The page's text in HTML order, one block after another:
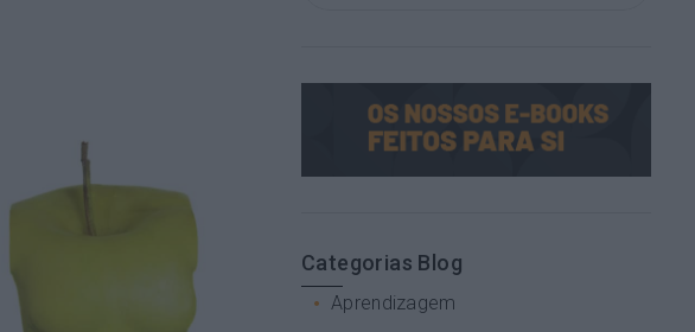
Categorias Blog
Aprendizagem